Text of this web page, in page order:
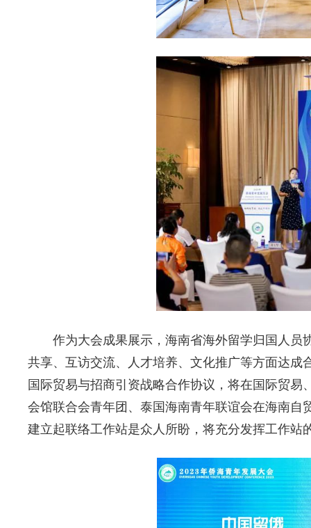
作为大会成果展示，海南省海外留学归国人员
共享、互访交流、人才培养、文化推广等方面达
国际贸易与招商引资战略合作协议，将在国际贸
会馆联合会青年团、泰国海南青年联谊会在海南
建立起联络工作站是众人所盼，将充分发挥工作